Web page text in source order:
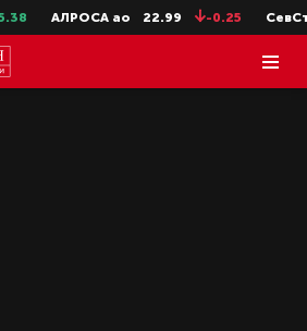
АЛРОСА ао 22.99 -0.25 СевСт-ао